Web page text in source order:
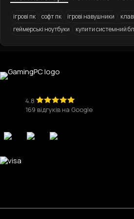
Ігровий комп'ютер Core i5 12400 / RTX 4070 Ti
4.8
169 відгуків на Google